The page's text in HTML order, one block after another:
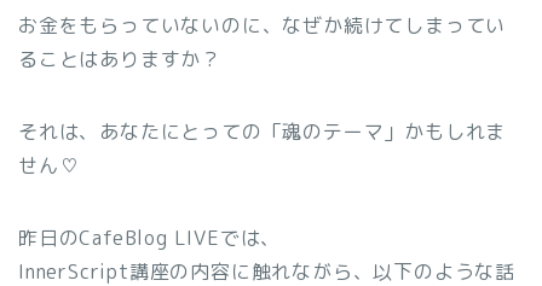
お金をもらっていないのに、なぜか続けてしまってい
ることはありますか？
それは、あなたにとっての「魂のテーマ」かもしれま
せん♡
昨日のCafeBlog LIVEでは、
InnerScript講座の内容に触れながら、以下のような話